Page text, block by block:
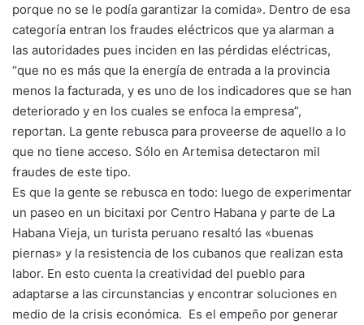
porque no se le podía garantizar la comida». Dentro de esa
categoría entran los fraudes eléctricos que ya alarman a
las autoridades pues inciden en las pérdidas eléctricas,
“que no es más que la energía de entrada a la provincia
menos la facturada, y es uno de los indicadores que se han
deteriorado y en los cuales se enfoca la empresa”,
reportan. La gente rebusca para proveerse de aquello a lo
que no tiene acceso. Sólo en Artemisa detectaron mil
fraudes de este tipo.
Es que la gente se rebusca en todo: luego de experimentar
un paseo en un bicitaxi por Centro Habana y parte de La
Habana Vieja, un turista peruano resaltó las «buenas
piernas» y la resistencia de los cubanos que realizan esta
labor. En esto cuenta la creatividad del pueblo para
adaptarse a las circunstancias y encontrar soluciones en
medio de la crisis económica. Es el empeño por generar